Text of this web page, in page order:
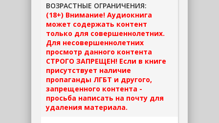
ВОЗРАСТНЫЕ ОГРАНИЧЕНИЯ:
(18+) Внимание! Аудиокнига
может содержать контент
только для совершеннолетних.
Для несовершеннолетних
просмотр данного контента
СТРОГО ЗАПРЕЩЕН! Если в книге
присутствует наличие
пропаганды ЛГБТ и другого,
запрещенного контента -
просьба написать на почту для
удаления материала.